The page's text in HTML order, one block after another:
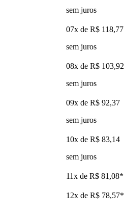
sem juros
07x de R$ 118,77
sem juros
08x de R$ 103,92
sem juros
09x de R$ 92,37
sem juros
10x de R$ 83,14
sem juros
11x de R$ 81,08*
12x de R$ 78,57*